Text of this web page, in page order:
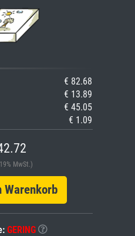
€ 82.68
€ 13.89
€ 45.05
€ 1.09
MwSt.)
GERING